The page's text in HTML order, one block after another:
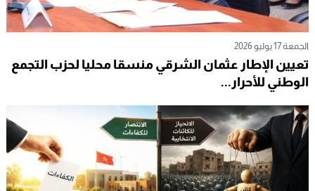
الجمعة 17 يوليو 2026
تعيين الإطار عثمان الشرقي منسقا محليا لحزب التجمع
الوطني للأحرار...